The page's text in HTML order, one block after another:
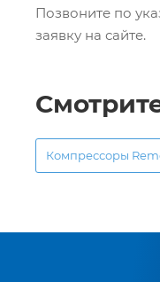
Позвоните по
заявку на сайте.
Компрессоры